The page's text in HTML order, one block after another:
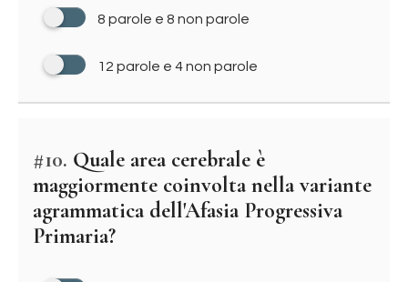
8 parole e 8 non parole
12 parole e 4 non parole
#10. Quale area cerebrale è
maggiormente coinvolta nella variante
agrammatica dell'Afasia Progressiva
Primaria?